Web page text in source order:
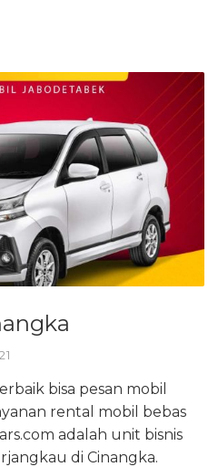
bisa pesan mobil
rental mobil bebas
adalah unit bisnis
di Cinangka.